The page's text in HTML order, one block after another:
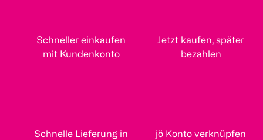
Schneller einkaufen
mit Kundenkonto
Jetzt kaufen, später
bezahlen
Schnelle Lieferung in
jö Konto verknüpfen